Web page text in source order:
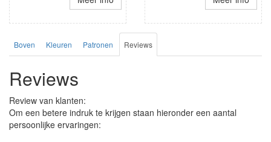
Boven Kleuren Patronen Reviews
Reviews
Review van klanten:
Om een betere indruk te krijgen staan hieronder een aantal
persoonlijke ervaringen: